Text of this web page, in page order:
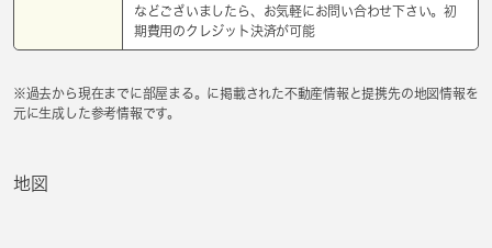
などございましたら、お気軽にお問い合わせ下さい。初
期費用のクレジット決済が可能
※過去から現在までに部屋まる。に掲載された不動産情報と提携先の地図情報を
元に生成した参考情報です。
地図